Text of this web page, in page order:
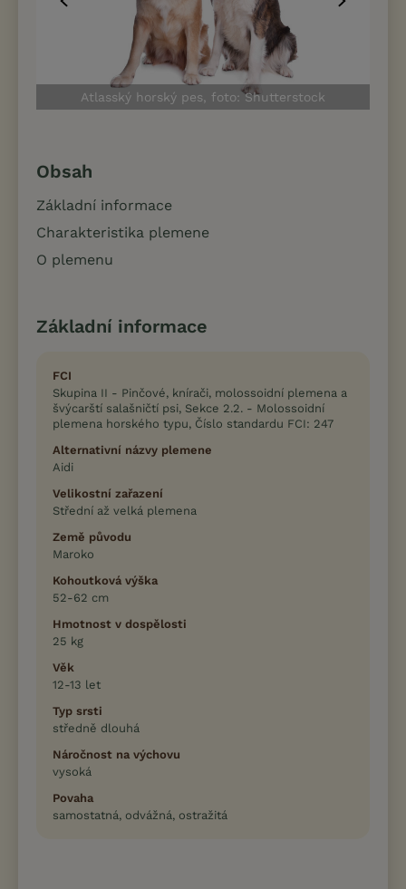
Atlasský horský pes, foto: Shutterstock
Obsah
Základní informace
Charakteristika plemene
O plemenu
Základní informace
FCI
Skupina II - Pinčové, knírači, molossoidní plemena a
švýcarští salašničtí psi, Sekce 2.2. - Molossoidní
plemena horského typu, Číslo standardu FCI: 247
Alternativní názvy plemene
Aidi
Velikostní zařazení
Střední až velká plemena
Země původu
Maroko
Kohoutková výška
52-62 cm
Hmotnost v dospělosti
25 kg
Věk
12-13 let
Typ srsti
středně dlouhá
Náročnost na výchovu
vysoká
Povaha
samostatná, odvážná, ostražitá